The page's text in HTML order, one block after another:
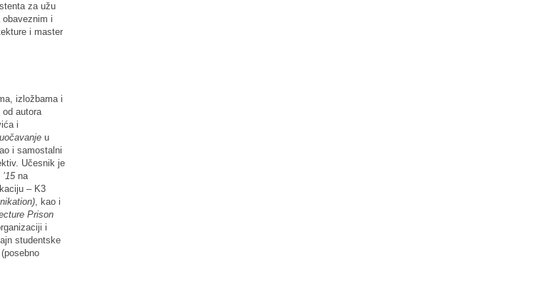
za užu
i
i master
izložbama i
autora
i
u
i samostalni
Učesnik je
na
– K3
, kao i
Prison
i
studentske